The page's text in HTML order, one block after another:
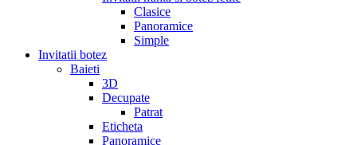
Clasice
Panoramice
Simple
Invitatii botez
Baieti
3D
Decupate
Patrat
Eticheta
Panoramice